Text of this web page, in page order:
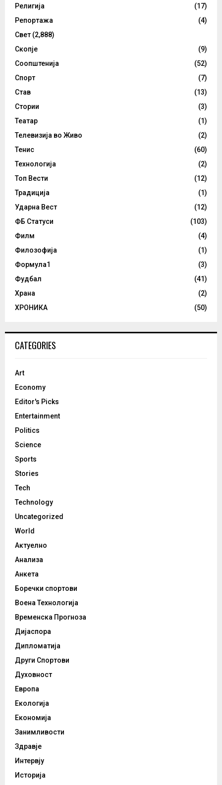
Религија
(17)
Репортажа
(4)
Свет (2,888)
Скопје
(9)
Соопштенија
(52)
Спорт
(7)
Став
(13)
Стории
(3)
Театар
(1)
Телевизија во Живо
(2)
Тенис
(60)
Технологија
(2)
Топ Вести
(12)
Традиција
(1)
Ударна Вест
(12)
ФБ Статуси
(103)
Филм
(4)
Филозофија
(1)
Формула1
(3)
Фудбал
(41)
Храна
(2)
ХРОНИКА
(50)
CATEGORIES
Art
Economy
Editor's Picks
Entertainment
Politics
Science
Sports
Stories
Tech
Technology
Uncategorized
World
Актуелно
Анализа
Анкета
Боречки спортови
Воена Технологија
Временска Прогноза
Дијаспора
Дипломатија
Други Спортови
Духовност
Европа
Екологија
Економија
Занимливости
Здравје
Интервју
Историја